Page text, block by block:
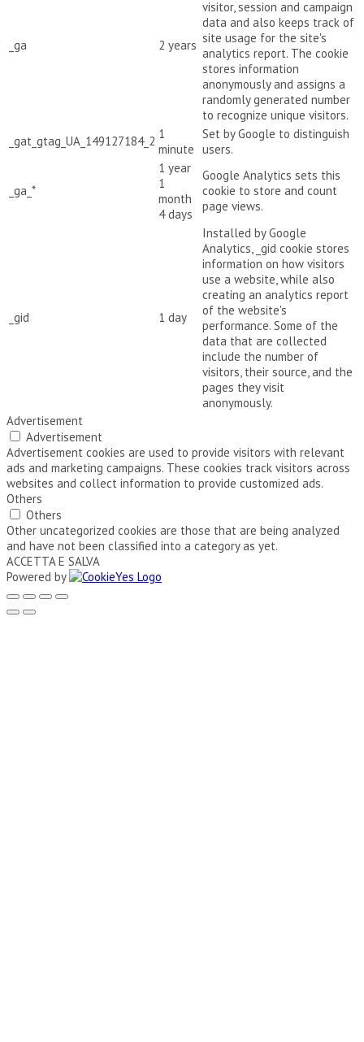
_ga 2 years
visitor, session and campaign
data and also keeps track of
site usage for the site's
analytics report. The cookie
stores information
anonymously and assigns a
randomly generated number
to recognize unique visitors.
_gat_gtag_UA_149127184_2 1
minute
Set by Google to distinguish
users.
_ga_*
1 year
1
month
4 days
Google Analytics sets this
cookie to store and count
page views.
_gid 1 day
Installed by Google
Analytics, _gid cookie stores
information on how visitors
use a website, while also
creating an analytics report
of the website's
performance. Some of the
data that are collected
include the number of
visitors, their source, and the
pages they visit
anonymously.
Advertisement
Advertisement
Advertisement cookies are used to provide visitors with relevant
ads and marketing campaigns. These cookies track visitors across
websites and collect information to provide customized ads.
Others
Others
Other uncategorized cookies are those that are being analyzed
and have not been classified into a category as yet.
ACCETTA E SALVA
Powered by